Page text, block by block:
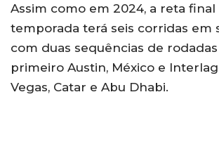
Assim como em 2024, a reta final
temporada terá seis corridas em
com duas sequências de
primeiro Austin, México e
Vegas, Catar e Abu Dhabi.